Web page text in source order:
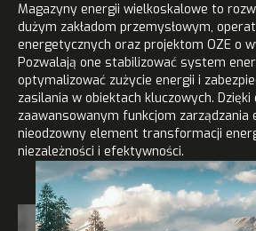
Magazyny energii wielkoskalowe to
dużym zakładom przemysłowym,
energetycznych oraz projektom OZE o
Pozwalają one stabilizować system
optymalizować zużycie energii i
zasilania w obiektach kluczowych. Dzięki
zaawansowanym funkcjom zarządzania
nieodzowny element transformacji
niezależności i efektywności.